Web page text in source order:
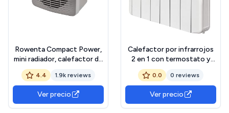
Rowenta Compact Power,
mini radiador, calefactor de
hasta 2000W, modo eco,
temperatura y potencia
ajustables, diseño
compacto, modo
ventilador, uso seguro,
4.4 1.9k reviews
Ver precio
Calefactor por infrarrojos
2 en 1 con termostato y
soporte de pared de 750
W.
0.0 0 reviews
Ver precio